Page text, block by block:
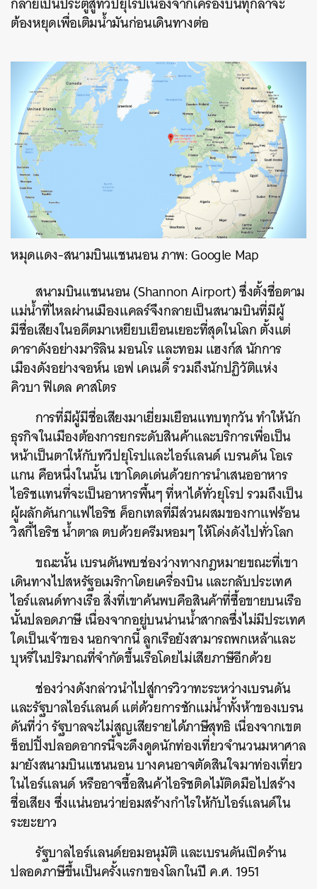
ต้องหยุดเพื่อเติมน้ำมันก่อนเดินทางต่อ
หมุดแดง-สนามบินแชนนอน ภาพ: Google Map
สนามบินแชนนอน (Shannon Airport) ซึ่งตั้งชื่อตาม
แม่น้ำที่ไหลผ่านเมืองแคลร์จึงกลายเป็นสนามบินที่มีผู้
มีชื่อเสียงในอดีตมาเหยียบเยือนเยอะที่สุดในโลก ตั้งแต่
ดาราดังอย่างมาริลิน มอนโร และทอม แฮงก์ส นักการ
เมืองดังอย่างจอห์น เอฟ เคเนดี้ รวมถึงนักปฏิวัติแห่ง
คิวบา ฟิเดล คาสโตร
การที่มีผู้มีชื่อเสียงมาเยี่ยมเยือนแทบทุกวัน ทำให้นัก
ธุรกิจในเมืองต้องการยกระดับสินค้าและบริการเพื่อเป็น
หน้าเป็นตาให้กับทวีปยุโรปและไอร์แลนด์ เบรนดัน โอเร
แกน คือหนึ่งในนั้น เขาโดดเด่นด้วยการนำเสนออาหาร
ไอริชแทนที่จะเป็นอาหารพื้นๆ ที่หาได้ทั่วยุโรป รวมถึงเป็น
ผู้ผลักดันกาแฟไอริช ค็อกเทลที่มีส่วนผสมของกาแฟร้อน
วิสกี้ไอริช น้ำตาล ตบด้วยครีมหอมๆ ให้โด่งดังไปทั่วโลก
ขณะนั้น เบรนดันพบช่องว่างทางกฎหมายขณะที่เขา
เดินทางไปสหรัฐอเมริกาโดยเครื่องบิน และกลับประเทศ
ไอร์แลนด์ทางเรือ สิ่งที่เขาค้นพบคือสินค้าที่ซื้อขายบนเรือ
นั้นปลอดภาษี เนื่องจากอยู่บนน่านน้ำสากลซึ่งไม่มีประเทศ
ใดเป็นเจ้าของนอกจากนี้ ลูกเรือยังสามารถพกเหล้าและ
บุหรี่ในปริมาณที่จำกัดขึ้นเรือโดยไม่เสียภาษีอีกด้วย
ช่องว่างดังกล่าวนำไปสู่การวิวาทะระหว่างเบรนดัน
และรัฐบาลไอร์แลนด์ แต่ด้วยการชักแม่น้ำทั้งห้าของเบรน
ดันที่ว่า รัฐบาลจะไม่สูญเสียรายได้ภาษีสุทธิ เนื่องจากเขต
ช็อปปิ้งปลอดอากรนี้จะดึงดูดนักท่องเที่ยวจำนวนมหาศาล
มายังสนามบินแชนนอน บางคนอาจตัดสินใจมาท่องเที่ยว
ในไอร์แลนด์ หรืออาจซื้อสินค้าไอริชติดไม้ติดมือไปสร้าง
ชื่อเสียง ซึ่งแน่นอนว่าย่อมสร้างกำไรให้กับไอร์แลนด์ใน
ระยะยาว
รัฐบาลไอร์แลนด์ยอมอนุมัติ และเบรนดันเปิดร้าน
ปลอดภาษีขึ้นเป็นครั้งแรกของโลกในปี ค.ศ. 1951